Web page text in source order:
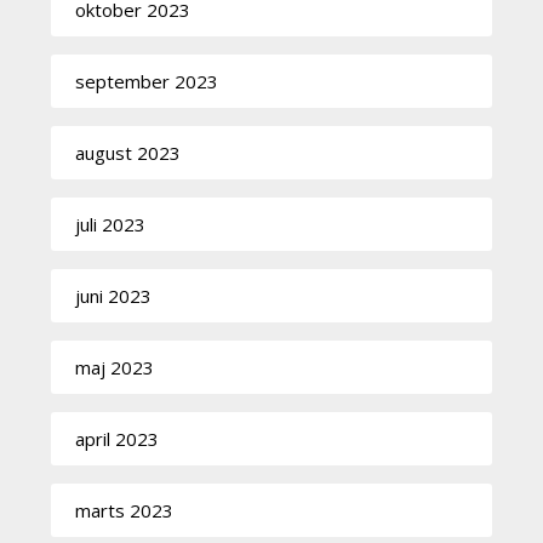
oktober 2023
september 2023
august 2023
juli 2023
juni 2023
maj 2023
april 2023
marts 2023